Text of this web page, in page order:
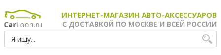
ИНТЕРНЕТ-МАГАЗИН АВТО-АКСЕССУАРОВ
С ДОСТАВКОЙ ПО МОСКВЕ И ВСЕЙ РОССИИ